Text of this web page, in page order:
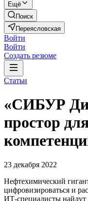
Ещё
Поиск
Переясловская
Войти
Войти
Создать резюме
Статьи
«СИБУР
простор
23 декабря 2022
Нефтехимический
цифровизироваться и
ИТ-специалисты